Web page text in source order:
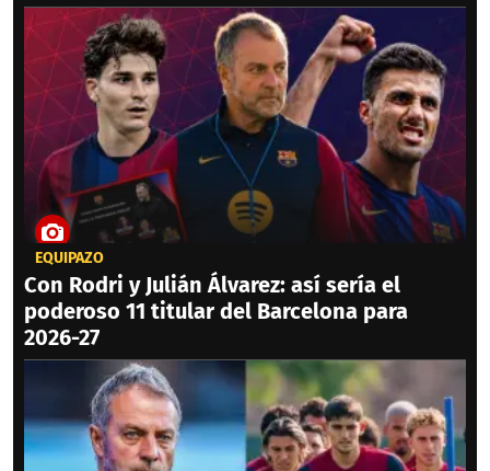
EQUIPAZO
Con Rodri y Julián Álvarez: así sería el
poderoso 11 titular del Barcelona para
2026-27